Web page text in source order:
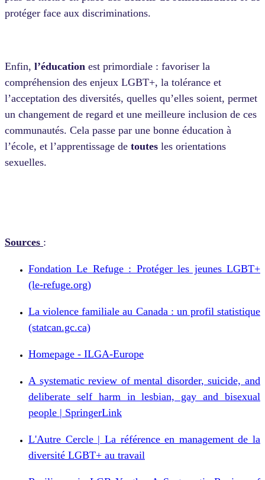
protéger face aux discriminations.
Enfin, l’éducation est primordiale : favoriser la
compréhension des enjeux LGBT+, la tolérance et
l’acceptation des diversités, quelles qu’elles soient, permet
un changement de regard et une meilleure inclusion de ces
communautés. Cela passe par une bonne éducation à
l’école, et l’apprentissage de toutes les orientations
sexuelles.
Sources :
Fondation Le Refuge : Protéger les jeunes LGBT+
(le-refuge.org)
La violence familiale au Canada : un profil statistique
(statcan.gc.ca)
Homepage - ILGA-Europe
A systematic review of mental disorder, suicide, and
deliberate self harm in lesbian, gay and bisexual
people | SpringerLink
L'Autre Cercle | La référence en management de la
diversité LGBT+ au travail